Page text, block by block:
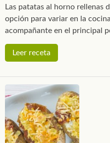
Las patatas al horno rellenas
opción para variar en la
acompañante en el principal
Leer receta